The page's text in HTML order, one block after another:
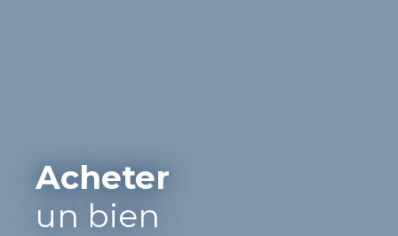
Acheter
un bien